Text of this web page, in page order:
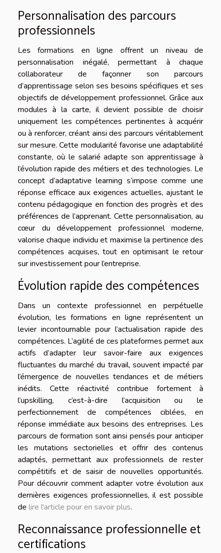
Personnalisation des parcours
professionnels
Les formations en ligne offrent un niveau de
personnalisation inégalé, permettant à chaque
collaborateur de façonner son parcours
d’apprentissage selon ses besoins spécifiques et ses
objectifs de développement professionnel. Grâce aux
modules à la carte, il devient possible de choisir
uniquement les compétences pertinentes à acquérir
ou à renforcer, créant ainsi des parcours véritablement
sur mesure. Cette modularité favorise une adaptabilité
constante, où le salarié adapte son apprentissage à
l’évolution rapide des métiers et des technologies. Le
concept d’adaptative learning s’impose comme une
réponse efficace aux exigences actuelles, ajustant le
contenu pédagogique en fonction des progrès et des
préférences de l’apprenant. Cette personnalisation, au
cœur du développement professionnel moderne,
valorise chaque individu et maximise la pertinence des
compétences acquises, tout en optimisant le retour
sur investissement pour l’entreprise.
Évolution rapide des compétences
Dans un contexte professionnel en perpétuelle
évolution, les formations en ligne représentent un
levier incontournable pour l’actualisation rapide des
compétences. L’agilité de ces plateformes permet aux
actifs d’adapter leur savoir-faire aux exigences
fluctuantes du marché du travail, souvent impacté par
l’émergence de nouvelles tendances et de métiers
inédits. Cette réactivité contribue fortement à
l’upskilling, c’est-à-dire l’acquisition ou le
perfectionnement de compétences ciblées, en
réponse immédiate aux besoins des entreprises. Les
parcours de formation sont ainsi pensés pour anticiper
les mutations sectorielles et offrir des contenus
adaptés, permettant aux professionnels de rester
compétitifs et de saisir de nouvelles opportunités.
Pour découvrir comment adapter votre évolution aux
dernières exigences professionnelles, il est possible
de lire l'article pour en savoir plus.
Reconnaissance professionnelle et
certifications